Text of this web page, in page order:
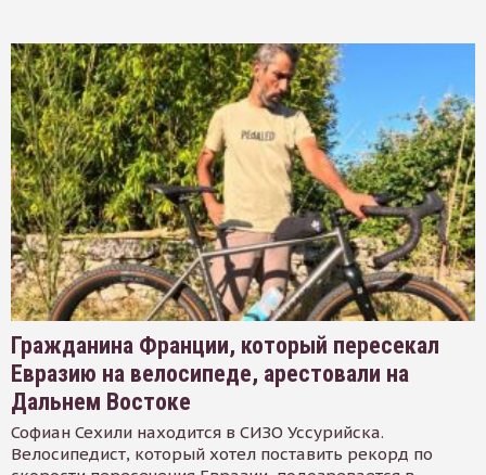
Гражданина Франции, который пересекал
Евразию на велосипеде, арестовали на
Дальнем Востоке
Софиан Сехили находится в СИЗО Уссурийска.
Велосипедист, который хотел поставить рекорд по